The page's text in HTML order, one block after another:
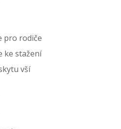
pro rodiče
ke stažení
vší